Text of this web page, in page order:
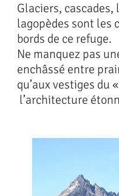
Glaciers,
lagopèdes sont les
bords de ce refuge.
Ne manquez pas
enchâssé entre
qu’aux vestiges du
l’architecture